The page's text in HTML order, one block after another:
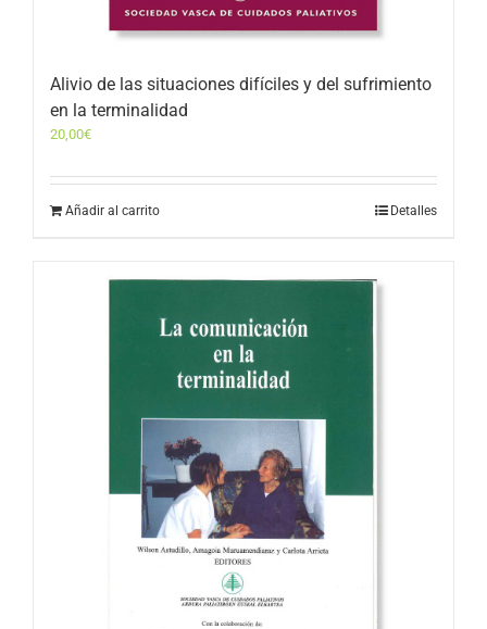
Alivio de las situaciones difíciles y del sufrimiento
en la terminalidad
20,00€
Añadir al carrito Detalles